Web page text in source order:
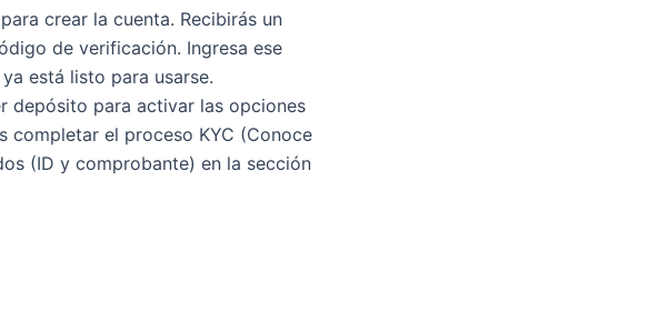
crear la cuenta. Recibirás un
de verificación. Ingresa ese
está listo para usarse.
depósito para activar las opciones
completar el proceso KYC (Conoce
(ID y comprobante) en la sección